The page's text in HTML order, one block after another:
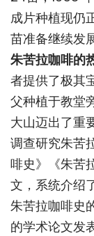
成片种植现仍
苗准备继续发
朱苦拉咖啡的
者提供了极其
父种植于教堂
大山迈出了重
调查研究朱苦
啡史》《朱苦
文，系统介绍
朱苦拉咖啡史
的学术论文发